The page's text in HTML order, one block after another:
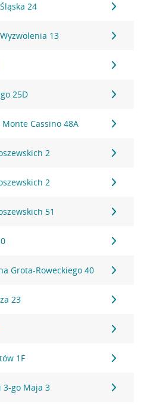
24
13
25D
Cassino 48A
2
2
51
Grota-Roweckiego 40
23
1F
3-go Maja 3